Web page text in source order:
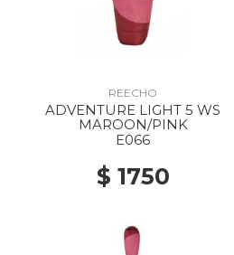
REECHO
ADVENTURE LIGHT 5 WS
MAROON/PINK
E066
$ 1750